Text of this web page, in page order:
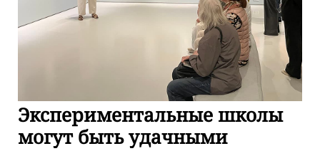
Экспериментальные школы
могут быть удачными